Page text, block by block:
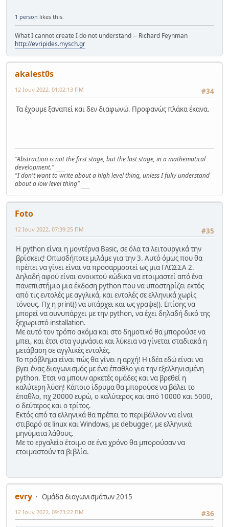
1 person likes this.
What I cannot create I do not understand -- Richard Feynman
http://evripides.mysch.gr
akalest0s
#34
12 Ιουν 2022, 01:02:13 ΠΜ
Τα έχουμε ξαναπεί και δεν διαφωνώ. Προφανώς πλάκα έκανα.
"Abstraction is not the first stage, but the last stage, in a mathematical
development."
"I don't want to write about a high level thing, unless I fully understand
about a low level thing"
Foto
#35
12 Ιουν 2022, 07:39:25 ΠΜ
Η python είναι η μοντέρνα Basic, σε όλα τα λειτουργικά την
βρίσκεις! Οπωσδήποτε μιλάμε για την 3. Αυτό όμως που θα
πρέπει να γίνει είναι να προσαρμοστεί ως μια ΓΛΩΣΣΑ 2.
Δηλαδή αφού είναι ανοικτού κώδικα να ετοιμαστεί από ένα
πανεπιστήμιο μια έκδοση python που να υποστηρίζει εκτός
από τις εντολές με αγγλικά, και εντολές σε ελληνικά χωρίς
τόνους. Πχ η print() να υπάρχει και ως γραψε(). Επίσης να
μπορεί να συνυπάρχει με την python, να έχει δηλαδή δικό της
ξεχωριστό installation.
Με αυτό τον τρόπο ακόμα και στο δημοτικό θα μπορούσε να
μπει, και έτσι στα γυμνάσια και λύκεια να γίνεται σταδιακά η
μετάβαση σε αγγλικές εντολές.
Το πρόβλημα είναι πώς θα γίνει η αρχή! Η ιδέα εδώ είναι να
βγει ένας διαγωνισμός με ένα έπαθλο για την εξελληνισμένη
python. Έτσι να μπουν αρκετές ομάδες και να βρεθεί η
καλύτερη λύση! Κάποιο ίδρυμα θα μπορούσε να βάλει το
έπαθλο, πχ 20000 ευρώ, ο καλύτερος και από 10000 και 5000,
ο δεύτερος και ο τρίτος.
Εκτός από τα ελληνικά θα πρέπει το περιβάλλον να είναι
στιβαρό σε linux και Windows, με debugger, με ελληνικά
μηνύματα λάθους.
Με το εργαλείο έτοιμο σε ένα χρόνο θα μπορούσαν να
ετοιμαστούν τα βιβλία.
evry
Ομάδα διαγωνισμάτων 2015
#36
12 Ιουν 2022, 09:23:22 ΠΜ